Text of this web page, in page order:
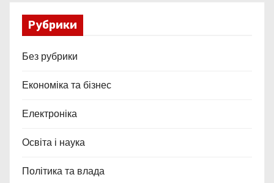
Рубрики
Без рубрики
Економіка та бізнес
Електроніка
Освіта і наука
Політика та влада